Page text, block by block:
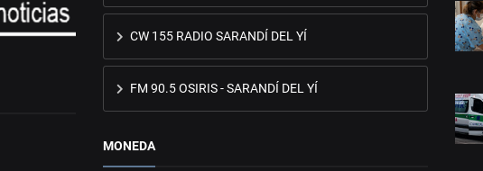
CW 155 RADIO SARANDÍ DEL YÍ
FM 90.5 OSIRIS - SARANDÍ DEL YÍ
MONEDA